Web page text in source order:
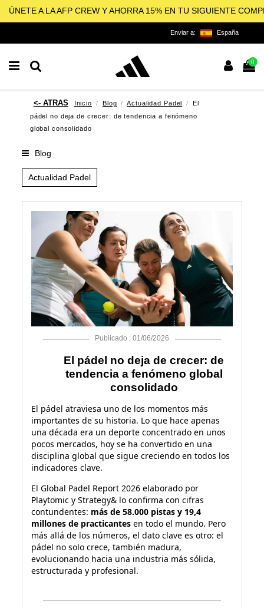
ÚNETE A LA AFP CREW Y AHORRA 15% EN TU SIGUIENTE
Enviar a: España
0
Inicio Blog Actualidad Padel
El
pádel no deja de crecer: de tendencia a fenómeno
global consolidado
Blog
Actualidad Padel
Publicado : 01/06/2026
El pádel no deja de crecer: de
tendencia a fenómeno global
consolidado
El pádel atraviesa uno de los momentos más
importantes de su historia. Lo que hace apenas
una década era un deporte concentrado en unos
pocos mercados, hoy se ha convertido en una
disciplina global que sigue creciendo en todos los
indicadores clave.
El Global Padel Report 2026 elaborado por
Playtomic y Strategy& lo confirma con cifras
contundentes: más de 58.000 pistas y 19,4
millones de practicantes en todo el mundo. Pero
más allá de los números, el dato clave es otro: el
pádel no solo crece, también madura,
evolucionando hacia una industria más sólida,
estructurada y profesional.